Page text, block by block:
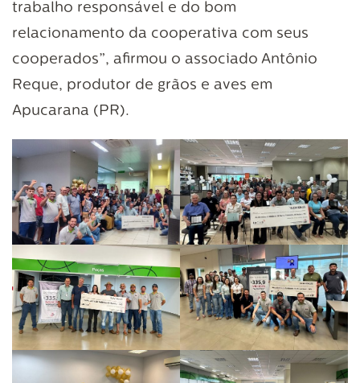
trabalho responsável e do bom
relacionamento da cooperativa com seus
cooperados”, afirmou o associado Antônio
Reque, produtor de grãos e aves em
Apucarana (PR).